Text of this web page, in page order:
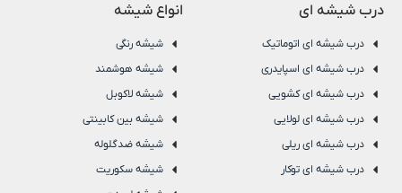
درب شیشه ای
درب شیشه ای اتوماتیک
درب شیشه ای اسپایدری
درب شیشه ای کشویی
درب شیشه ای لولایی
درب شیشه ای ریلی
درب شیشه ای توکار
انواع شیشه
شیشه رنگی
شیشه هوشمند
شیشه لاکوبل
شیشه بین کابینتی
شیشه ضدگلوله
شیشه سکوریت